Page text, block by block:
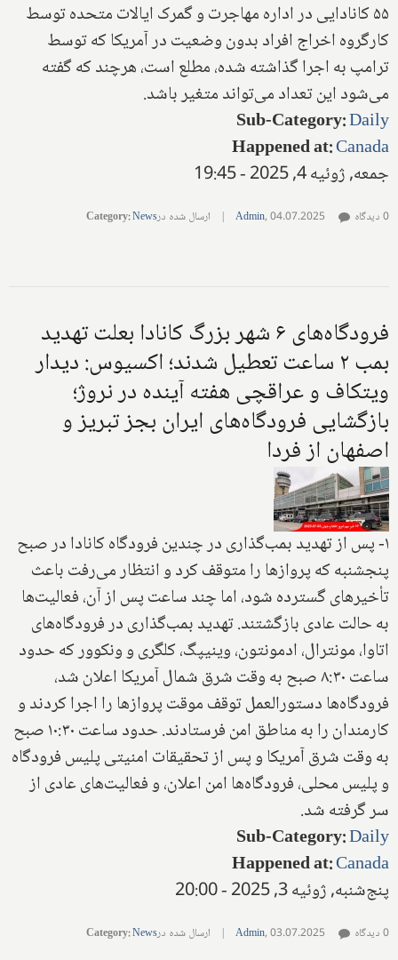
۵۵ کانادایی در اداره مهاجرت و گمرک ایالات متحده توسط
کارگروه اخراج افراد بدون وضعیت در آمریکا که توسط
ترامپ به اجرا گذاشته شده، مطلع است، هرچند که گفته
می‌شود این تعداد می‌تواند متغیر باشد.
Sub-Category:Daily
Happened at:Canada
جمعه, ژوئیه 4, 2025 - 19:45
Admin,04.07.2025
| ارسال شده در Category:News 0 دیدگاه
فرودگاه‌های ۶ شهر بزرگ کانادا بعلت تهدید
بمب ۲ ساعت تعطیل شدند؛ اکسیوس: دیدار
ویتکاف و عراقچی هفته آینده در نروژ؛
بازگشایی فرودگاه‌های ایران بجز تبریز و
اصفهان از فردا
۱- پس از تهدید بمب‌گذاری در چندین فرودگاه کانادا در صبح
پنجشنبه که پروازها را متوقف کرد و انتظار می‌رفت باعث
تأخیرهای گسترده شود، اما چند ساعت پس از آن، فعالیت‌ها
به حالت عادی بازگشتند. تهدید بمب‌گذاری در فرودگاه‌های
اتاوا، مونترال، ادمونتون، وینیپگ، کلگری و ونکوور که حدود
ساعت ۸:۳۰ صبح به وقت شرق شمال آمریکا اعلان شد،
فرودگاه‌ها دستورالعمل توقف موقت پروازها را اجرا کردند و
کارمندان را به مناطق امن فرستادند. حدود ساعت ۱۰:۳۰ صبح
به وقت شرق آمریکا و پس از تحقیقات امنیتی پلیس فرودگاه
و پلیس محلی، فرودگاه‌ها امن اعلان، و فعالیت‌های عادی از
سر گرفته شد.
Sub-Category:Daily
Happened at:Canada
پنج‌شنبه, ژوئیه 3, 2025 - 20:00
Admin,03.07.2025
| ارسال شده در Category:News 0 دیدگاه